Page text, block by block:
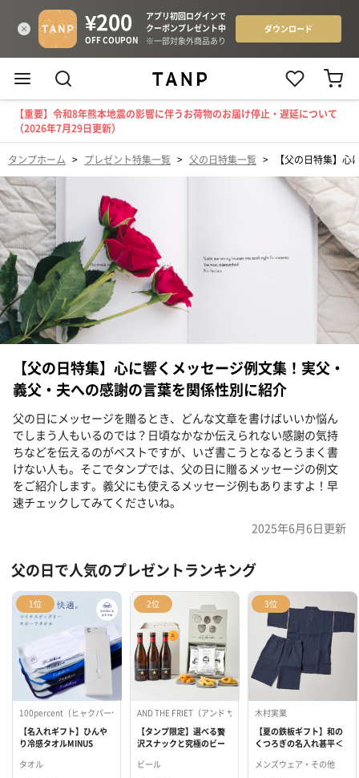
【重要】令和8年熊本地震の影響に伴うお荷物のお届け停止・遅延について
（2026年7月29日更新）
タンプホーム > プレゼント特集一覧 > 父の日特集一覧 > 【父の日特集】
【父の日特集】心に響くメッセージ例文集！実父・
義父・夫への感謝の言葉を関係性別に紹介
父の日にメッセージを贈るとき、どんな文章を書けばいいか悩ん
でしまう人もいるのでは？日頃なかなか伝えられない感謝の気持
ちなどを伝えるのがベストですが、いざ書こうとなるとうまく書
けない人も。そこでタンプでは、父の日に贈るメッセージの例文
をご紹介します。義父にも使えるメッセージ例もありますよ！早
速チェックしてみてくださいね。
2025年6月6日更新
父の日で人気のプレゼントランキング
1位
100percent（ヒャクパーセント）
【名入れギフト】ひんや
り冷感タオルMINUS
り返し使える熱中症対策
タオル
2位
AND THE FRIET（アンド ザ フリット）, TANP（タンプ）, イ
【タンプ限定】選べる贅
沢スナックと究極のビー
ビール
3位
木村実業
【夏の鉄板ギフト】和の
くつろぎの名入れ甚平＜
メンズウェア・その他